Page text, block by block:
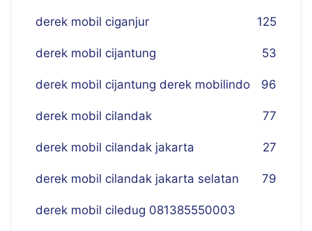
derek mobil ciganjur 125
derek mobil cijantung 53
derek mobil cijantung derek mobilindo 96
derek mobil cilandak 77
derek mobil cilandak jakarta 27
derek mobil cilandak jakarta selatan 79
derek mobil ciledug 081385550003